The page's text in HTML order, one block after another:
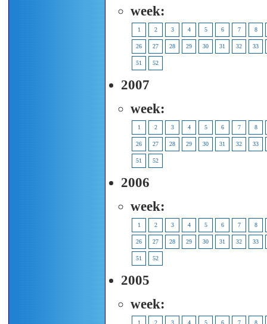
week:
1 2 3 4 5 6 7 8
26 27 28 29 30 31 32 33
51 52
2007
week:
1 2 3 4 5 6 7 8
26 27 28 29 30 31 32 33
51 52
2006
week:
1 2 3 4 5 6 7 8
26 27 28 29 30 31 32 33
51 52
2005
week:
1 2 3 4 5 6 7 8